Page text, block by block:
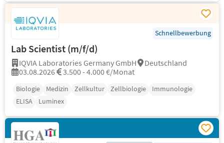
Schnellbewerbung
Lab Scientist (m/f/d)
IQVIA Laboratories Germany GmbH
Deutschland
03.08.2026
3.500 - 4.000 €/Monat
Biologie Medizin Zellkultur Zellbiologie
Immunologie
ELISA
Luminex